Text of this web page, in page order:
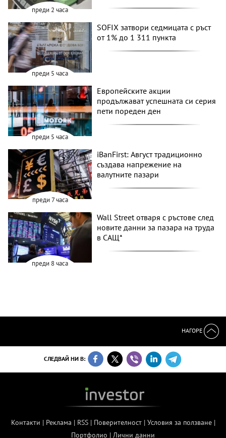
преди 2 часа
преди 5 часа
SOFIX затвори седмицата с ръст
от 1% до 1 311 пункта
преди 5 часа
Европейските акции
продължават успешната си серия
пети пореден ден
преди 7 часа
iBanFirst: Август традиционно
създава напрежение на
валутните пазари
преди 8 часа
Wall Street отваря с ръстове след
новите данни за пазара на труда
в САЩ*
НАГОРЕ
СЛЕДВАЙ НИ В:
Контакти | Реклама | RSS| Поверителност| Условия за ползване|
Портфолио | Лични данни